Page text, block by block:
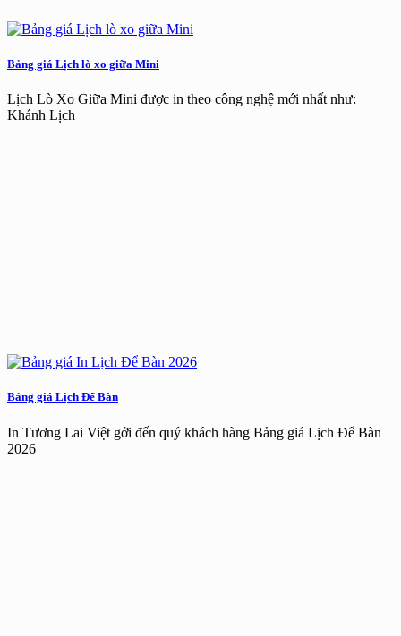
Bảng giá Lịch lò xo giữa Mini
Lịch Lò Xo Giữa Mini được in theo công nghệ mới nhất như:
Khánh Lịch
Bảng giá Lịch Để Bàn
In Tương Lai Việt gởi đến quý khách hàng Bảng giá Lịch Để Bàn
2026